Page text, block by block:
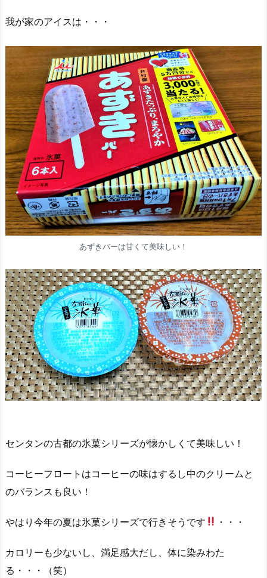
我が家のアイスは・・・
あずきバーは甘くて美味しい！
センタンの古都の氷菓シリーズが懐かしくて美味しい！
コーヒーフロートはコーヒーの味はするし中のクリームと
のバランスも良い！
やはり今年の夏は氷菓シリーズで行きそうです ・・・
カロリーも少ないし、満足感大だし、体に染みわた
る・・・（笑）